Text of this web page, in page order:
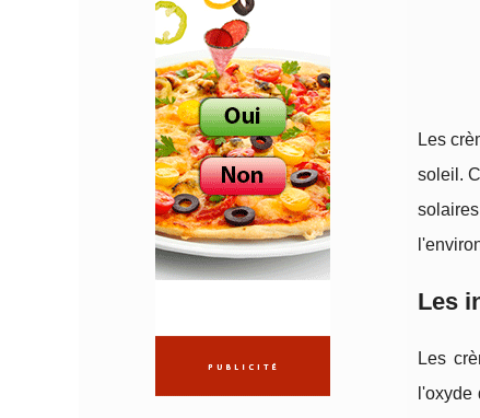
Les
soleil.
Les
Les